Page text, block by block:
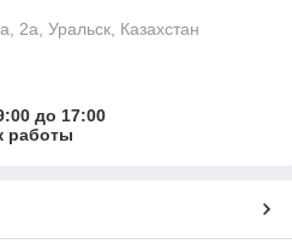
2а, Уральск, Казахстан
до 17:00
работы